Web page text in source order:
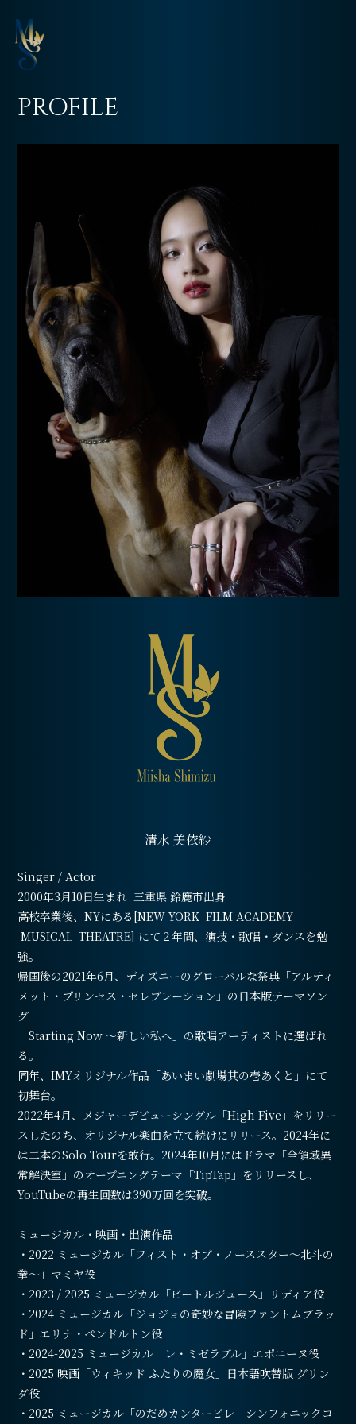
SCHEDULE
BLOG
OFFSHOT DIARYMOVIE
会員登録
PROFILE
清水 美依紗
Singer / Actor
2000年3月10日生まれ 三重県 鈴鹿市出身
高校卒業後、NYにある[NEW YORK FILM ACADEMY
MUSICAL THEATRE] にて２年間、演技・歌唱・ダンスを勉
強。
帰国後の2021年6月、ディズニーのグローバルな祭典「アルティ
メット・プリンセス・セレブレーション」の日本版テーマソン
グ
「Starting Now ～新しい私へ」の歌唱アーティストに選ばれ
る。
同年、IMYオリジナル作品「あいまい劇場其の壱あくと」にて
初舞台。
2022年4月、メジャーデビューシングル「High Five」をリリー
スしたのち、オリジナル楽曲を立て続けにリリース。2024年に
は二本のSolo Tourを敢行。2024年10月にはドラマ「全領域異
常解決室」のオープニングテーマ「TipTap」をリリースし、
YouTubeの再生回数は390万回を突破。
ミュージカル・映画・出演作品
・2022 ミュージカル「フィスト・オブ・ノーススター～北斗の
拳～」マミヤ役
・2023 / 2025 ミュージカル「ビートルジュース」リディア役
・2024 ミュージカル「ジョジョの奇妙な冒険ファントムブラッ
ド」エリナ・ペンドルトン役
・2024-2025 ミュージカル「レ・ミゼラブル」エポニーヌ役
・2025 映画「ウィキッド ふたりの魔女」日本語吹替版 グリン
ダ役
・2025 ミュージカル「のだめカンタービレ」シンフォニックコ